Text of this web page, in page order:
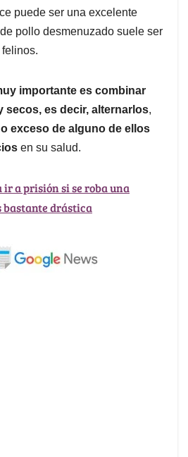
puede ser una excelente
pollo desmenuzado suele ser
importante es combinar
secos, es decir, alternarlos,
exceso de alguno de ellos
en su salud.
ir a prisión si se roba una
bastante drástica